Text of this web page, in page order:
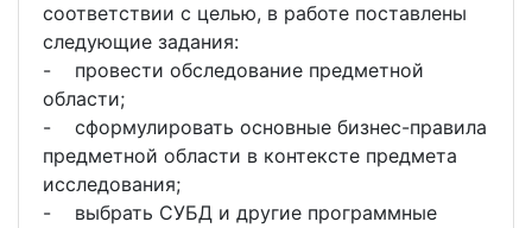
соответствии с целью, в работе поставлены
следующие задания:
- провести обследование предметной
области;
- сформулировать основные бизнес-правила
предметной области в контексте предмета
исследования;
- выбрать СУБД и другие программные